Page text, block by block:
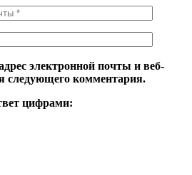
электронной почты и веб-
следующего комментария.
цифрами: